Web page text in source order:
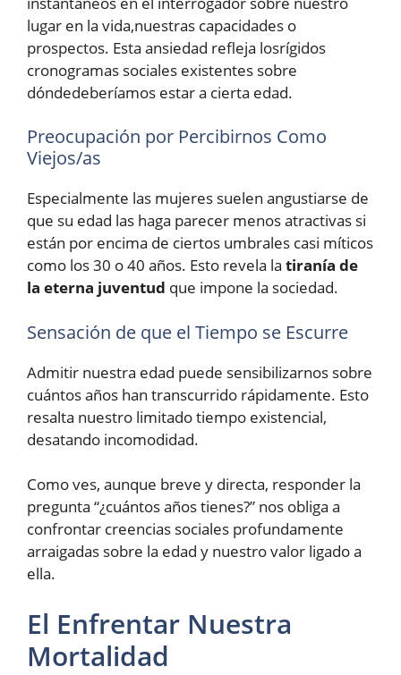
lugar en la vida,nuestras capacidades o
prospectos. Esta ansiedad refleja losrígidos
cronogramas sociales existentes sobre
dóndedeberíamos estar a cierta edad.
Preocupación por Percibirnos Como
Viejos/as
Especialmente las mujeres suelen angustiarse de
que su edad las haga parecer menos atractivas si
están por encima de ciertos umbrales casi míticos
como los 30 o 40 años. Esto revela la tiranía de
la eterna juventud que impone la sociedad.
Sensación de que el Tiempo se Escurre
Admitir nuestra edad puede sensibilizarnos sobre
cuántos años han transcurrido rápidamente. Esto
resalta nuestro limitado tiempo existencial,
desatando incomodidad.
Como ves, aunque breve y directa, responder la
pregunta “¿cuántos años tienes?” nos obliga a
confrontar creencias sociales profundamente
arraigadas sobre la edad y nuestro valor ligado a
ella.
El Enfrentar Nuestra
Mortalidad